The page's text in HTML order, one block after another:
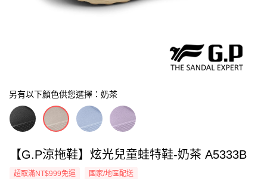
另有以下顏色供您選擇：奶茶
【G.P涼拖鞋】炫光兒童蛙特鞋-奶茶 A5333B
超取滿NT$999免運 國家/地區配送